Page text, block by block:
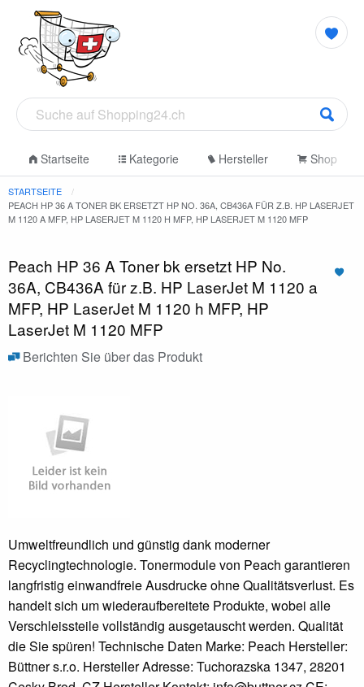
Startseite Kategorie Hersteller Shop
STARTSEITE
PEACH HP 36 A TONER BK ERSETZT HP NO. 36A, CB436A FÜR Z.B. HP LASERJET
M 1120 A MFP, HP LASERJET M 1120 H MFP, HP LASERJET M 1120 MFP
Peach HP 36 A Toner bk ersetzt HP No.
36A, CB436A für z.B. HP LaserJet M 1120 a
MFP, HP LaserJet M 1120 h MFP, HP
LaserJet M 1120 MFP
Berichten Sie über das Produkt
Umweltfreundlich und günstig dank moderner
Recyclingtechnologie. Tonermodule von Peach garantieren
langfristig einwandfreie Ausdrucke ohne Qualitätsverlust. Es
handelt sich um wiederaufbereitete Produkte, wobei alle
Verschleissteile vollständig ausgetauscht werden. Qualität
die Sie spüren! Technische Daten Marke: Peach Hersteller:
Büttner s.r.o. Hersteller Adresse: Tuchorazska 1347, 28201